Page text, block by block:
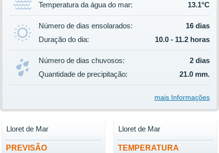
Temperatura da água do mar: 13.1°C
Número de dias ensolarados:
16 dias
Duração do dia:
10.0 - 11.2 horas
Número de dias chuvosos:
2 dias
Quantidade de precipitação:
21.0 mm.
mais Informações
PREVISÃO
Lloret de Mar
TEMPERATURA
Lloret de Mar